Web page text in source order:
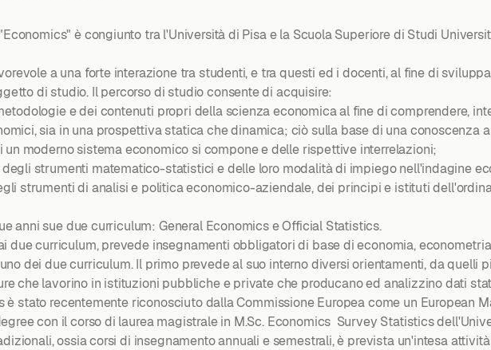
è congiunto tra l'Università di Pisa e la Scuola Superiore di Studi
a una forte interazione tra studenti, e tra questi ed i docenti, al fine di
di studio. Il percorso di studio consente di acquisire:
e dei contenuti propri della scienza economica al fine di comprendere,
sia in una prospettiva statica che dinamica; ciò sulla base di una conoscenza
moderno sistema economico si compone e delle rispettive interrelazioni;
strumenti matematico-statistici e delle loro modalità di impiego nell'indagine
strumenti di analisi e politica economico-aziendale, dei principi e istituti
anni sue due curriculum: General Economics e Official Statistics.
due curriculum, prevede insegnamenti obbligatori di base di economia,
dei due curriculum. Il primo prevede al suo interno diversi orientamenti, da
che lavorino in istituzioni pubbliche e private che producano ed analizzino dati
stato recentemente riconosciuto dalla Commissione Europea come un European
con il corso di laurea magistrale in M.Sc. Economics  Survey Statistics
ossia corsi di insegnamento annuali e semestrali, è prevista un'intesa